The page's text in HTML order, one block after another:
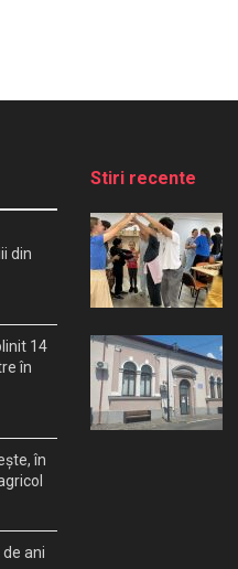
din
14
în
în
ani
Stiri recente